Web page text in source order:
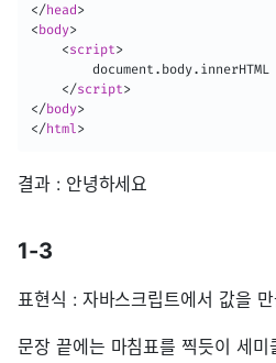
</head>
<body>
<script>
        document
. body. innerHTML
</script>
</body>
</html >
결과 : 안녕하세요
1-3
표현식 : 자바스크립트에서 값을
문장 끝에는 마침표를 찍듯이 세